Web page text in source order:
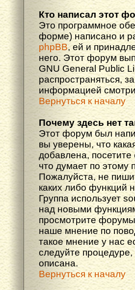
Кто написал этот
Это программное
форме) написано и
phpBB, ей и
него. Этот форум
GNU General Public
распространяться,
информацией
Вернуться к началу
Почему здесь нет
Этот форум был
вы уверены, что
добавлена,
что думает по этому
Пожалуйста, не
каких либо функций
Группа использует
над новыми
просмотрите
наше мнение по
такое мнение у нас
следуйте процедуре,
описана.
Вернуться к началу